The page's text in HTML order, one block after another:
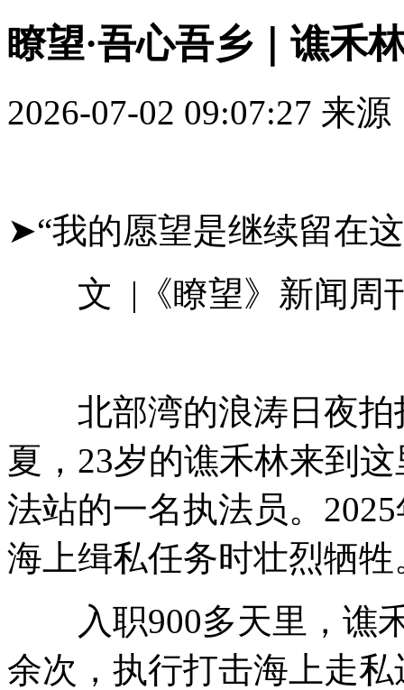
瞭望·吾心吾乡｜谯禾
2026-07-02 09:07:27 来
➤“我的愿望是继续留在
文 |《瞭望》新闻周
北部湾的浪涛日夜拍
夏，23岁的谯禾林来到
法站的一名执法员。
海上缉私任务时壮烈牺牲
入职900多天里，谯禾
余次，执行打击海上走